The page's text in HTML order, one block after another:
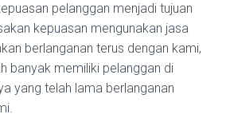
pelanggan menjadi tujuan
kepuasan mengunakan jasa
berlanganan terus dengan kami,
banyak memiliki pelanggan di
yang telah lama berlanganan